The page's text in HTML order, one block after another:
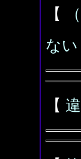
【
ない
【